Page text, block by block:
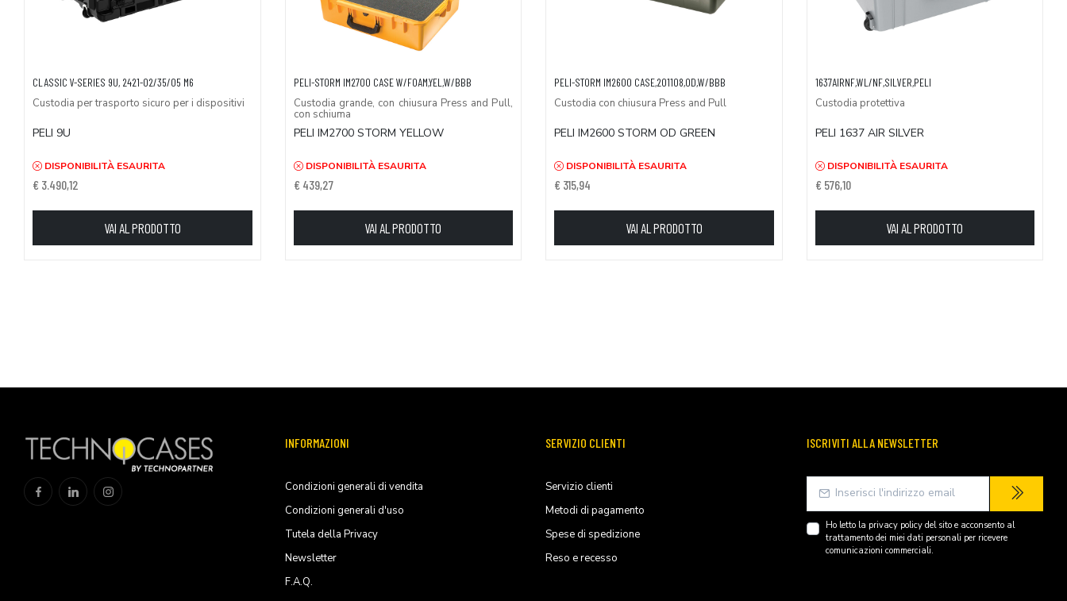
CLASSIC V-SERIES 9U, 2421-02/35/05 M6
Custodia per trasporto sicuro per i dispositivi
PELI 9U
DISPONIBILITÀ ESAURITA
€ 3.490,12
VAI AL PRODOTTO
PELI-STORM IM2700 CASE W/FOAM,YEL,W/BBB
Custodia grande, con chiusura Press and Pull,
con schiuma
PELI IM2700 STORM YELLOW
DISPONIBILITÀ ESAURITA
€ 439,27
VAI AL PRODOTTO
PELI-STORM IM2600 CASE,201108,OD,W/BBB
Custodia con chiusura Press and Pull
PELI IM2600 STORM OD GREEN
DISPONIBILITÀ ESAURITA
€ 315,94
VAI AL PRODOTTO
1637AIRNF,WL/NF,SILVER,PELI
Custodia protettiva
PELI 1637 AIR SILVER
DISPONIBILITÀ ESAURITA
€ 576,10
VAI AL PRODOTTO
INFORMAZIONI
Condizioni generali di vendita
Condizioni generali d'uso
Tutela della Privacy
Newsletter
F.A.Q.
SERVIZIO CLIENTI
Servizio clienti
Metodi di pagamento
Spese di spedizione
Reso e recesso
ISCRIVITI ALLA NEWSLETTER
Ho letto la privacy policydel sito e acconsento al
trattamento dei miei dati personali per ricevere
comunicazioni commerciali.